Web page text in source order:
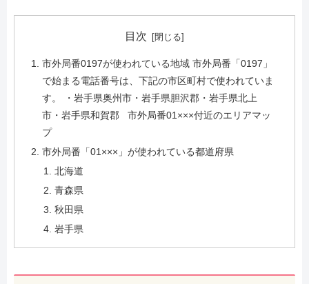
目次
市外局番0197が使われている地域 市外局番「0197」
で始まる電話番号は、下記の市区町村で使われていま
す。 ・岩手県奥州市・岩手県胆沢郡・岩手県北上
市・岩手県和賀郡 市外局番01×××付近のエリアマッ
プ
市外局番「01×××」が使われている都道府県
北海道
青森県
秋田県
岩手県